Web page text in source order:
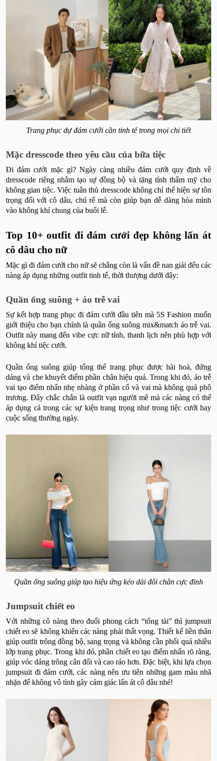
Trang phục dự đám cưới cần tinh tế trong mọi chi tiết
Mặc dresscode theo yêu cầu của bữa tiệc
Đi đám cưới mặc gì? Ngày càng nhiều đám cưới quy định về
dresscode riêng nhằm tạo sự đồng bộ và tăng tính thẩm mỹ cho
không gian tiệc. Việc tuân thủ dresscode không chỉ thể hiện sự tôn
trọng đối với cô dâu, chú rể mà còn giúp bạn dễ dàng hòa mình
vào không khí chung của buổi lễ.
Top 10+ outfit đi đám cưới đẹp không lấn át
cô dâu cho nữ
Mặc gì đi đám cưới cho nữ sẽ chẳng còn là vấn đề nan giải đếu các
nàng áp dụng những outfit tinh tế, thời thượng dưới đây:
Quần ống suông + áo trễ vai
Sự kết hợp trang phục đi đám cưới đầu tiên mà 5S Fashion muốn
giới thiệu cho bạn chính là quần ống suông mix&match áo trễ vai.
Outfit này mang đến vibe cực nữ tính, thanh lịch nên phù hợp với
không khí tiệc cưới.
Quần ống suông giúp tổng thể trang phục được hài hoà, đứng
dáng và che khuyết điểm phần chân hiệu quả. Trong khi đó, áo trễ
vai tạo điểm nhấn nhẹ nhàng ở phần cổ và vai mà không quá phô
trương. Đây chắc chắn là outfit vạn người mê mà các nàng có thể
áp dụng cả trong các sự kiện trang trọng như trong tiệc cưới hay
cuộc sống thường ngày.
Quần ống suông giúp tạo hiệu ứng kéo dài đôi chân cực đỉnh
Jumpsuit chiết eo
Với những cô nàng theo đuổi phong cách “tổng tài” thì jumpsuit
chiết eo sẽ không khiến các nàng phải thất vọng. Thiết kế liền thân
giúp outfit trông đồng bộ, sang trọng và không cần phối quá nhiều
lớp trang phục. Trong khi đó, phần chiết eo tạo điểm nhấn rõ ràng,
giúp vóc dáng trông cân đối và cao ráo hơn. Đặc biệt, khi lựa chọn
jumpsuit đi đám cưới, các nàng nên ưu tiên những gam màu nhã
nhặn để không vô tình gây cảm giác lấn át cô dâu nhé!